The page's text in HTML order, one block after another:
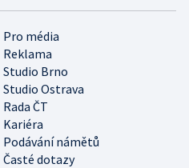
Pro média
Reklama
Studio Brno
Studio Ostrava
Rada ČT
Kariéra
Podávání námětů
Časté dotazy